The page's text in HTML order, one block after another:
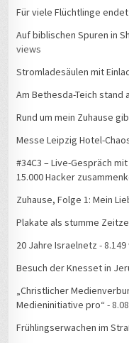
Für viele Flüchtlinge
Auf biblischen Spuren in
views
Stromladesäulen mit
Am Bethesda-Teich stand
Rund um mein Zuhause
Messe Leipzig Hotel-
#34C3 – Live-Gespräch
15.000 Hacker
Zuhause, Folge 1: Mein
Plakate als stumme
20 Jahre Israelnetz -
Besuch der Knesset in
„Christlicher
Medieninitiative pro“ -
Frühlingserwachen im